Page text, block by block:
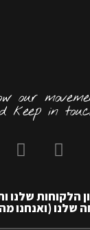
our
keep in
הלקוחות שלנו
שלנו (ואנחנו